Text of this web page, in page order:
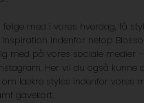
med i vores hverdag, få
indenfor netop
med på vores sociale medier –
Her vil du også kunne
om lækre styles indenfor vores
gavekort.